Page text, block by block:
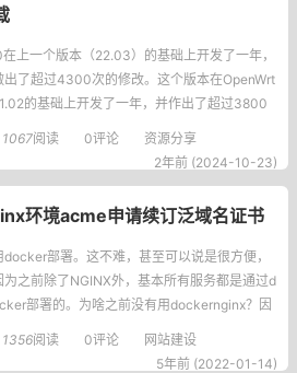
在上一个版本（22.03）的基础上开发了一年，
出了超过4300次的修改。这个版本在OpenWrt
的基础上开发了一年，并作出了超过3800
次修改。以下仅列出重要的修改，您可以在 chan
gelog-23.05.0 中找到完整的更新日志。许多新
1067阅读 0评论
资源分享
2年前 (2024-10-23)
环境acme申请续订泛域名证书
docker部署。这不难，甚至可以说是很方便，
为之前除了NGINX外，基本所有服务都是通过d
部署的。为啥之前没有用dockernginx？因
为本站的证书续订使用的是certbot，certbot的可
以非常方便的自动续订证书，并重载NGINX。借
1356阅读 0评论
网站建设
5年前 (2022-01-14)